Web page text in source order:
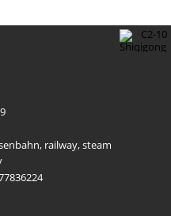
, railway,steam